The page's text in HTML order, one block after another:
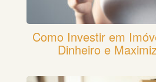
Como Investir em
Dinheiro e